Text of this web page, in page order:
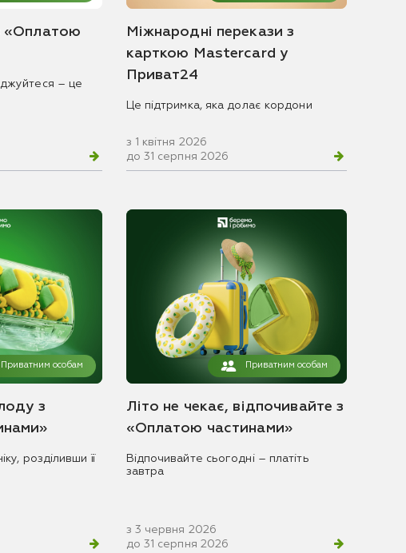
«Оплатою
– це
Міжнародні перекази з
карткою Mastercard у
Приват24
Це підтримка, яка долає кордони
з 1 квітня 2026
до 31 серпня 2026
Приватним особам
з
розділивши її
Приватним особам
Літо не чекає, відпочивайте з
«Оплатою частинами»
Відпочивайте сьогодні – платіть
завтра
з 3 червня 2026
до 31 серпня 2026